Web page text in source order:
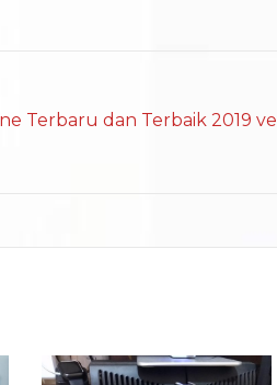
Terbaru dan Terbaik 2019